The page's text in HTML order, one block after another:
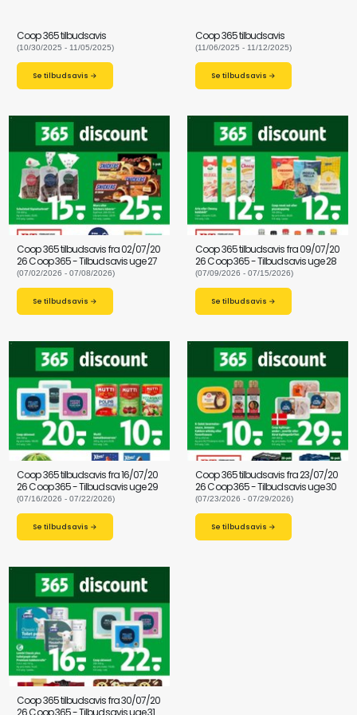
Coop 365 tilbudsavis
(10/30/2025 - 11/05/2025)
Se tilbudsavis →
Coop 365 tilbudsavis
(11/06/2025 - 11/12/2025)
Se tilbudsavis →
Coop 365 tilbudsavis fra 02/07/20
26 Coop 365 - Tilbudsavis uge 27
(07/02/2026 - 07/08/2026)
Se tilbudsavis →
Coop 365 tilbudsavis fra 09/07/20
26 Coop 365 - Tilbudsavis uge 28
(07/09/2026 - 07/15/2026)
Se tilbudsavis →
Coop 365 tilbudsavis fra 16/07/20
26 Coop 365 - Tilbudsavis uge 29
(07/16/2026 - 07/22/2026)
Se tilbudsavis →
Coop 365 tilbudsavis fra 23/07/20
26 Coop 365 - Tilbudsavis uge 30
(07/23/2026 - 07/29/2026)
Se tilbudsavis →
Coop 365 tilbudsavis fra 30/07/20
26 Coop 365 - Tilbudsavis uge 31